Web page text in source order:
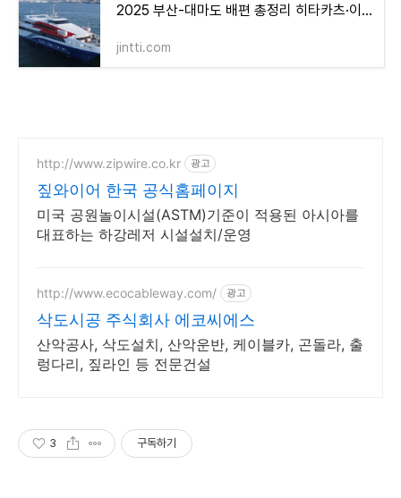
2025 부산-대마도 배편 총정리 히타카츠·이즈하라 시간표·요금·예약 방법
jintti.com
http://www.zipwire.co.kr 광고
짚와이어 한국 공식홈페이지
미국 공원놀이시설(ASTM)기준이 적용된 아시아를
대표하는 하강레저 시설설치/운영
http://www.ecocableway.com/ 광고
삭도시공 주식회사 에코씨에스
산악공사, 삭도설치, 산악운반, 케이블카, 곤돌라, 출
렁다리, 짚라인 등 전문건설
3 구독하기